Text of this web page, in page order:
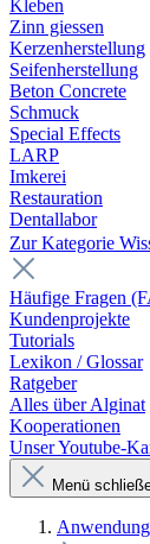
Kleben
Zinn giessen
Kerzenherstellung
Seifenherstellung
Beton Concrete
Schmuck
Special Effects
LARP
Imkerei
Restauration
Dentallabor
Zur Kategorie
Häufige Fragen
Kundenprojekte
Tutorials
Lexikon / Glossar
Ratgeber
Alles über Alginat
Kooperationen
Unser Youtube-
Menü